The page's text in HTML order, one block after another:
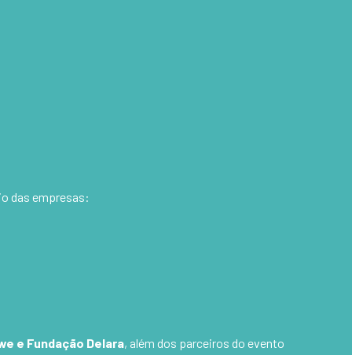
das empresas:
e Fundação Delara, além dos parceiros do evento